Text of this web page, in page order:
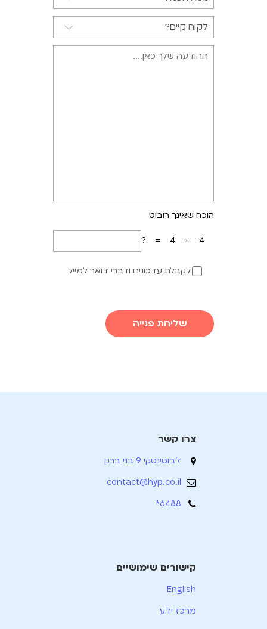
הוכח שאינך רובוט
4+4=?
לקבלת עדכונים ודברי דואר למייל
שליחת פנייה
צרו קשר
ז'בוטינסקי 9 בני ברק
contact@hyp.co.il
6488*
קישורים שימושיים
English
מרכז ידע